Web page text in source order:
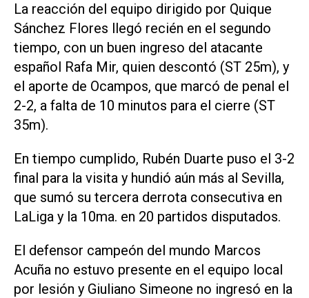
La reacción del equipo dirigido por Quique
Sánchez Flores llegó recién en el segundo
tiempo, con un buen ingreso del atacante
español Rafa Mir, quien descontó (ST 25m), y
el aporte de Ocampos, que marcó de penal el
2-2, a falta de 10 minutos para el cierre (ST
35m).
En tiempo cumplido, Rubén Duarte puso el 3-2
final para la visita y hundió aún más al Sevilla,
que sumó su tercera derrota consecutiva en
LaLiga y la 10ma. en 20 partidos disputados.
El defensor campeón del mundo Marcos
Acuña no estuvo presente en el equipo local
por lesión y Giuliano Simeone no ingresó en la